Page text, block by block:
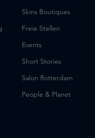
Skins Boutiques
Freie Stellen
Events
Short Stories
Salon Rotterdam
People & Planet